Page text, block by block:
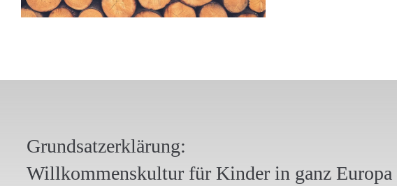
Grundsatzerklärung:
Willkommenskultur für Kinder in ganz Europa